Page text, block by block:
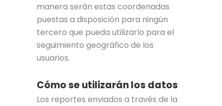
manera serán estas coordenadas
puestas a disposición para ningún
tercero que pueda utilizarlo para el
seguimiento geográfico de los
usuarios.
Cómo se utilizarán los datos
Los reportes enviados a través de la